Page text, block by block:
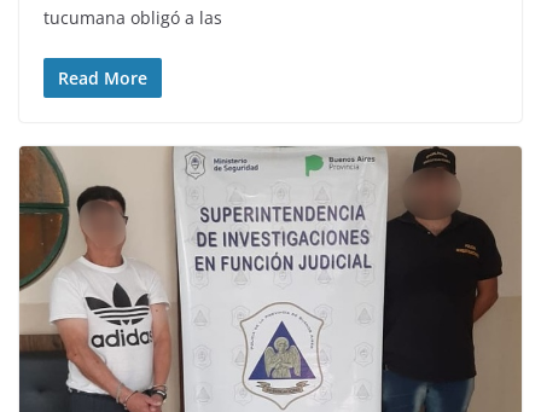
tucumana obligó a las
Read More